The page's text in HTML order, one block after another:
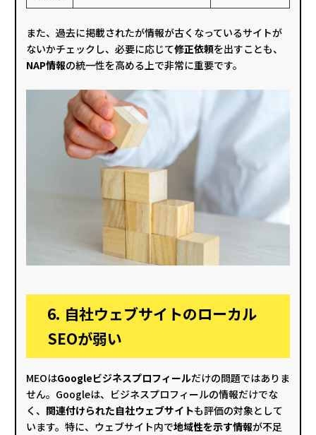
また、過去に掲載されたが情報が古くなっているサイトが
ないかチェックし、必要に応じて修正依頼を出すことも、
NAP情報の統一性を高める上で非常に重要です。
6. 自社ウェブサイトのローカル
SEOが弱い
MEOはGoogleビジネスプロフィールだけの問題ではありま
せん。Googleは、ビジネスプロフィールの情報だけでな
く、 関連付けられた自社ウェブサイトも評価の対象として
います。特に、ウェブサイト内で地域性を示す情報が不足